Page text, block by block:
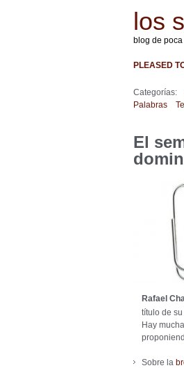
los
blog de poca
PLEASED
Categorías:
Palabras
El
Rafael
título de
Hay
Sobre la